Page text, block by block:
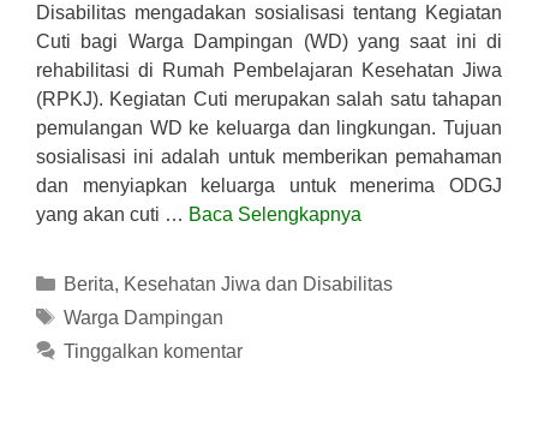
Disabilitas mengadakan sosialisasi tentang Kegiatan
Cuti bagi Warga Dampingan (WD) yang saat ini di
rehabilitasi di Rumah Pembelajaran Kesehatan Jiwa
(RPKJ). Kegiatan Cuti merupakan salah satu tahapan
pemulangan WD ke keluarga dan lingkungan. Tujuan
sosialisasi ini adalah untuk memberikan pemahaman
dan menyiapkan keluarga untuk menerima ODGJ
yang akan cuti … Baca Selengkapnya
Kategori
Berita, Kesehatan Jiwa dan Disabilitas
Tag
Warga Dampingan
Tinggalkan komentar